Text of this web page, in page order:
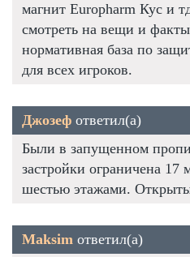
магнит Europharm Кус и
смотреть на вещи и
нормативная база по
для всех игроков.
Джозеф ответил(а)
Были в запущенном
застройки ограничена 17
шестью этажами.
Maksim ответил(а)